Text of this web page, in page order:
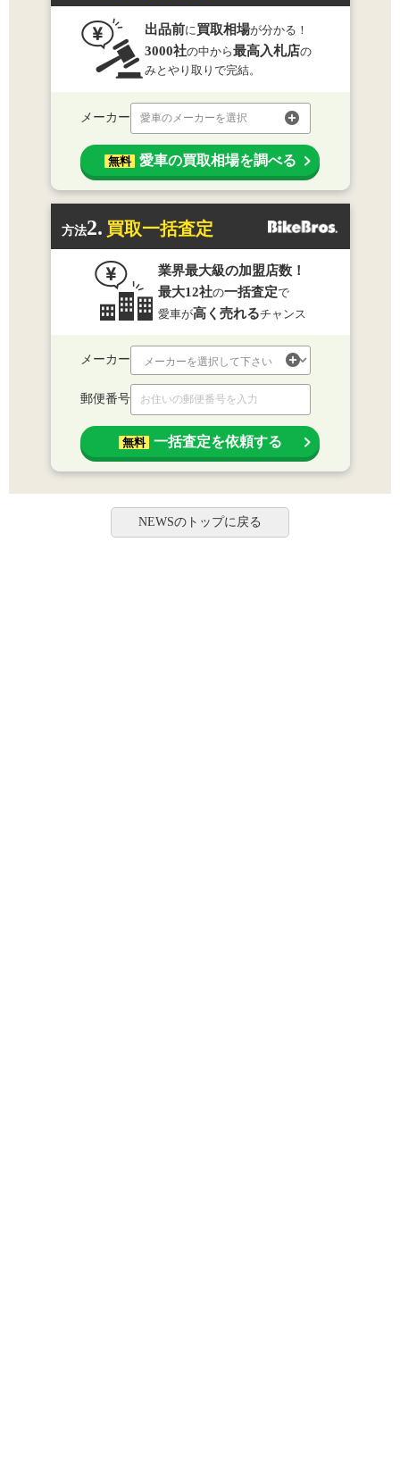
出品前に 買取相場が分かる！
3000社の中から最高入札店の
みとやり取りで完結。
メーカー 愛車のメーカーを選択
無料 愛車の買取相場を調べる
方法2. 買取一括査定
業界最大級の加盟店数！
最大12社の一括査定で
愛車が高く売れるチャンス
メーカー
郵便番号
無料 一括査定を依頼する
NEWSのトップに戻る